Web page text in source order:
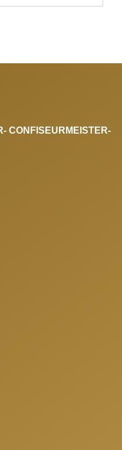
CONFISEURMEISTER-